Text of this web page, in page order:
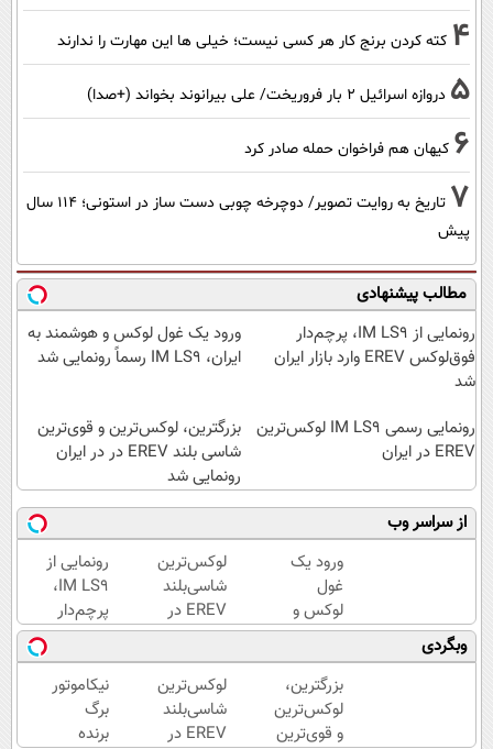
4 کته کردن برنج کار هر کسی نیست؛ خیلی ها این مهارت را ندارند
5 دروازه اسرائیل ۲ بار فروریخت/ علی بیرانوند بخواند (+صدا)
6 کیهان هم فراخوان حمله صادر کرد
7
تاریخ به روایت تصویر/ دوچرخه چوبی دست ساز در استونی؛ 114 سال
پیش
مطالب پیشنهادی
رونمایی از IM LS9، پرچم‌دار
فوق‌لوکس EREV وارد بازار ایران
شد
ورود یک غول لوکس و هوشمند به
ایران، IM LS9 رسماً رونمایی شد
رونمایی رسمی IM LS9 لوکس‌ترین
EREV در ایران
بزرگترین، لوکس‌ترین و قوی‌ترین
شاسی بلند EREV در در ایران
رونمایی شد
از سراسر وب
ورود یک
غول
لوکس و
هوشمند
به ایران،
IM LS9
رسماً
رونمایی
لوکس‌ترین
شاسی‌بلند
EREV در
ایران،
توسط نیکا
موتور
رونمایی
شد!
رونمایی از
IM LS9،
پرچم‌دار
فوق‌لوکس
EREV
وارد بازار
ایران شد
وبگردی
بزرگترین،
لوکس‌ترین
و قوی‌ترین
لوکس‌ترین
شاسی‌بلند
EREV در
نیکاموتور
برگ
برنده